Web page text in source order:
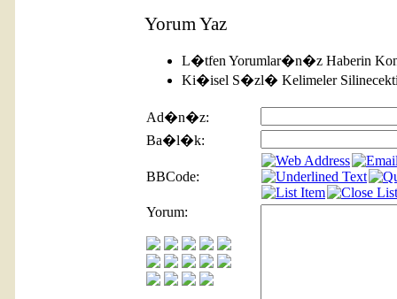
Yorum Yaz
L�tfen Yorumlar�n�z Haberin
Ki�isel S�zl� Kelimeler
Ad�n�z:
Ba�l�k:
BBCode:
Yorum: